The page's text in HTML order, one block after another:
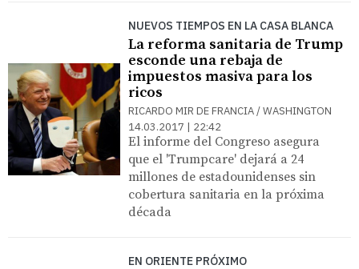
NUEVOS TIEMPOS EN LA CASA BLANCA
La reforma sanitaria de Trump
esconde una rebaja de
impuestos masiva para los
ricos
RICARDO MIR DE FRANCIA / WASHINGTON
14.03.2017 | 22:42
El informe del Congreso asegura
que el 'Trumpcare' dejará a 24
millones de estadounidenses sin
cobertura sanitaria en la próxima
década
EN ORIENTE PRÓXIMO